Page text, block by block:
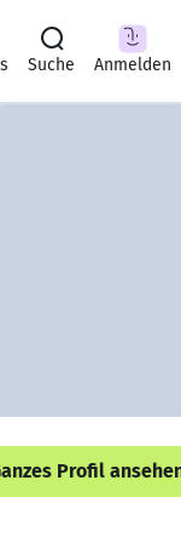
Suche Anmelden
Profil